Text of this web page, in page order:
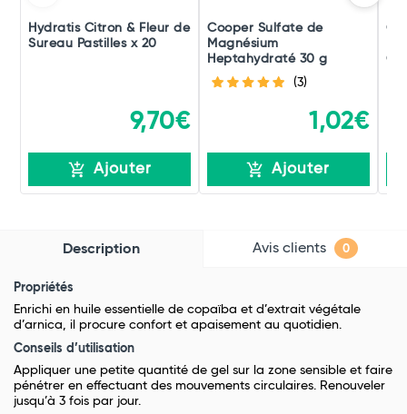
Hydratis Citron & Fleur de
Sureau Pastilles x 20
9,70€
Ajouter
Cooper Sulfate de
Magnésium
Heptahydraté 30 g
(3)
1,02€
Ajouter
Description Avis clients 0
Propriétés
Enrichi en huile essentielle de copaïba et d’extrait végétale
d’arnica, il procure confort et apaisement au quotidien.
Conseils d’utilisation
Appliquer une petite quantité de gel sur la zone sensible et faire
pénétrer en effectuant des mouvements circulaires. Renouveler
jusqu’à 3 fois par jour.